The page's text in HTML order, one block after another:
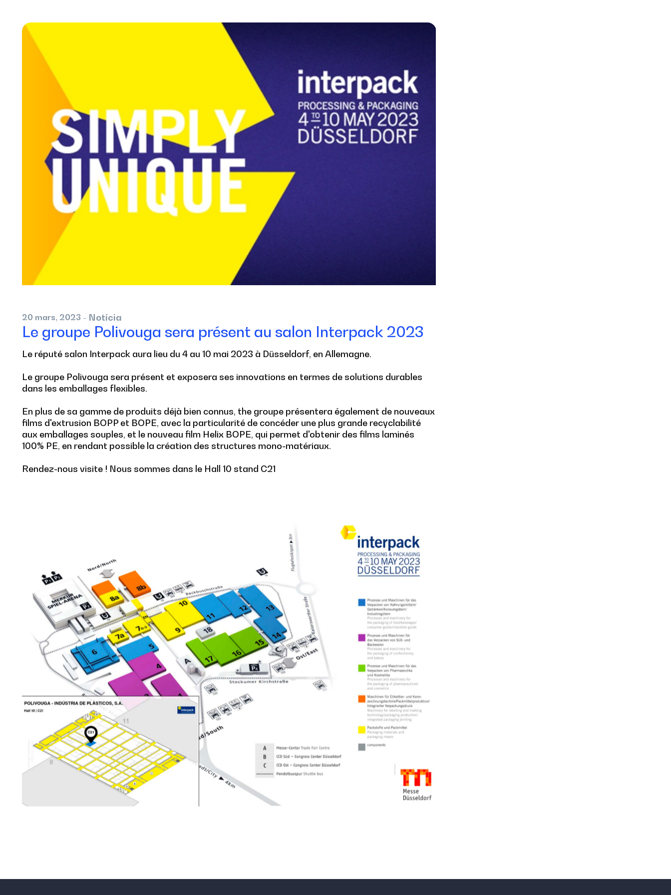
20 mars, 2023 - Notícia
Le groupe Polivouga sera présent au salon Interpack 2023
Le réputé salon Interpack aura lieu du 4 au 10 mai 2023 à Düsseldorf, en Allemagne.
Le groupe Polivouga sera présent et exposera ses innovations en termes de solutions durables
dans les emballages flexibles.
En plus de sa gamme de produits déjà bien connus, the groupe présentera également de nouveaux
films d'extrusion BOPP et BOPE, avec la particularité de concéder une plus grande recyclabilité
aux emballages souples, et le nouveau film Helix BOPE, qui permet d'obtenir des films laminés
100% PE, en rendant possible la création des structures mono-matériaux.
Rendez-nous visite ! Nous sommes dans le Hall 10 stand C21